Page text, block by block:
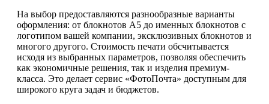
На выбор предоставляются разнообразные варианты
оформления: от блокнотов А5 до именных блокнотов с
логотипом вашей компании, эксклюзивных блокнотов и
многого другого. Стоимость печати обсчитывается
исходя из выбранных параметров, позволяя обеспечить
как экономичные решения, так и изделия премиум-
класса. Это делает сервис «ФотоПочта» доступным для
широкого круга задач и бюджетов.